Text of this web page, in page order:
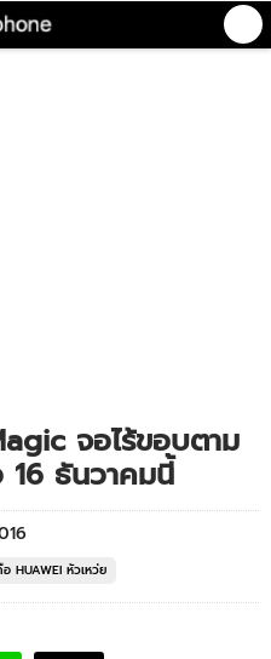
จอไร้ขอบตาม
16 ธันวาคมนี้
HUAWEI หัวเหว่ย